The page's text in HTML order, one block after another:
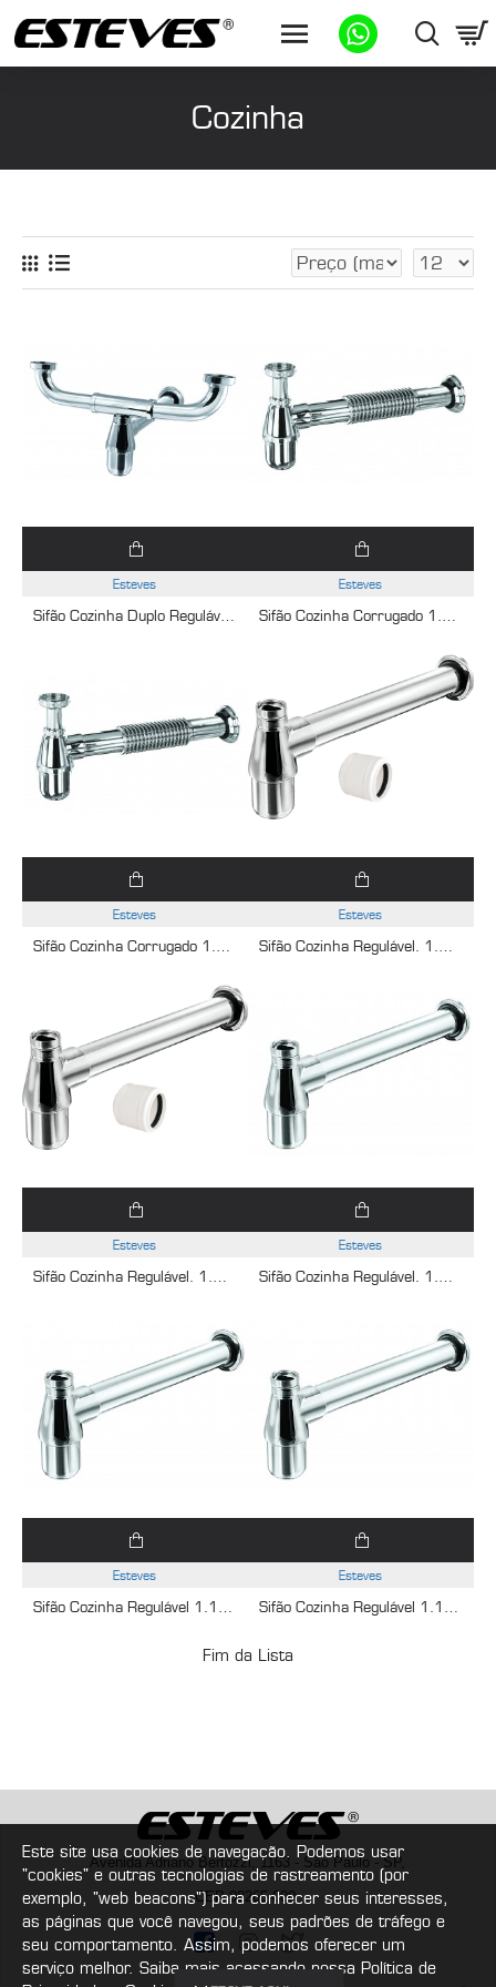
Cozinha
Esteves
Sifão Cozinha Duplo Regulável 1.1/2X2 Tubo Saída 30cm Cromado Esteves VSM029CWC - com luva adaptável para 2"
Esteves
Sifão Cozinha Corrugado 1.1/2X2 Tubo Saida 30cm Dn50 Cromado Esteves VSM182CWB - com adaptador para 2"
Esteves
Sifão Cozinha Corrugado 1.1/2X1.1/2 Tubo Saída 30cm Dn40 Cromado Esteves VSM181CWB
Esteves
Sifão Cozinha Regulável. 1.1/2X2 Cromado Esteves VSM082CWB - com luva adaptável para 2"
Esteves
Sifão Cozinha Regulável. 1.1/2X2 Cromado Esteves VSM082CWG - com luva adaptável para 2"
Esteves
Sifão Cozinha Regulável. 1.1/2X1.1/2 Tubo de Saída 40 cm Cromado Esteves VTS081CW4
Esteves
Sifão Cozinha Regulável 1.1/2X1.1/2 Tubo Saída 30cm Cromado Esteves VSM081CWB
Esteves
Sifão Cozinha Regulável 1.1/2X1.1/2 Tubo Saída 30cm Cromado Esteves VSM081CWG
Fim da Lista
Avenida Adriano Bertozzi, 1163 - São Paulo - SP,
CEP 08265-000
Este site usa cookies de navegação. Podemos usar
"cookies" e outras tecnologias de rastreamento (por
exemplo, "web beacons") para conhecer seus interesses,
as páginas que você navegou, seus padrões de tráfego e
seu comportamento. Assim, podemos oferecer um
serviço melhor. Saiba mais acessando nossa Política de